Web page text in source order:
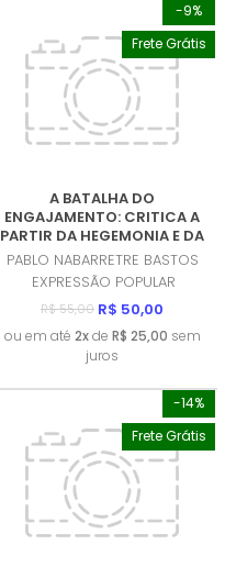
-9%
Frete Grátis
A BATALHA DO
ENGAJAMENTO: CRITICA A
PARTIR DA HEGEMONIA E DA
ECONOMIA POLITICA DA
COMUNICAÇAO (EPC)
(PRODUTO NOVO)
PABLO NABARRETRE BASTOS
EXPRESSÃO POPULAR
R$ 55,00 R$ 50,00
ou em até 2xde R$ 25,00 sem
juros
-14%
Frete Grátis